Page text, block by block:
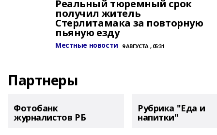
Реальный тюремный срок
получил житель
Стерлитамака за повторную
пьяную езду
Местные новости 9 АВГУСТА , 05:31
Партнеры
Фотобанк
журналистов РБ
Рубрика "Еда и
напитки"